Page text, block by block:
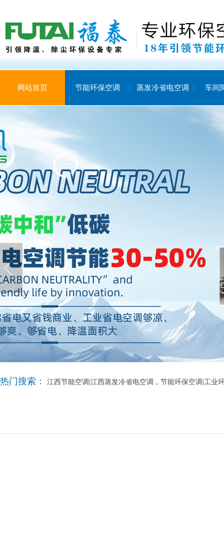
网站首页 节能环保空调 蒸发冷省电空调 车间
热门搜索： 江西节能空调|江西蒸发冷省电空调，节能环保空调|工业